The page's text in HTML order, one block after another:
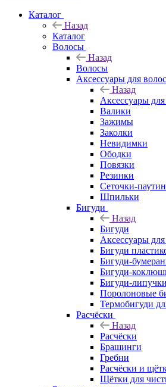
Каталог
Назад
Каталог
Волосы
Назад
Волосы
Аксессуары для волос
Назад
Аксессуары
Валики
Зажимы
Заколки
Невидимки
Ободки
Повязки
Резинки
Сеточки-
Шпильки
Бигуди
Назад
Бигуди
Аксессуары
Бигуди
Бигуди-
Бигуди-
Бигуди-липучки
Поролоновые
Термобигуди
Расчёски
Назад
Расчёски
Брашинги
Гребни
Расчёски и
Щётки для